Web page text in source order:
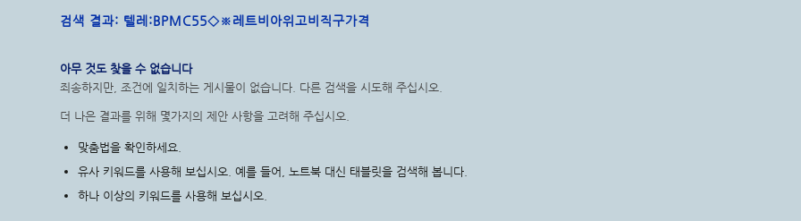
검색 결과: 텔레:BPMC55◇※레트비아위고비직구가격
아무 것도 찾을 수 없습니다
죄송하지만, 조건에 일치하는 게시물이 없습니다. 다른 검색을 시도해 주십시오.
더 나은 결과를 위해 몇가지의 제안 사항을 고려해 주십시오.
맞춤법을 확인하세요.
유사 키워드를 사용해 보십시오. 예를 들어, 노트북 대신 태블릿을 검색해 봅니다.
하나 이상의 키워드를 사용해 보십시오.